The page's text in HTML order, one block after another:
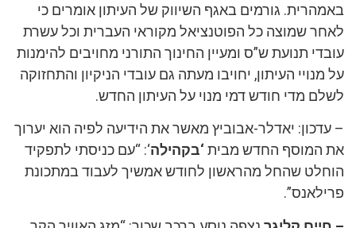
באמהרית. גורמים באגף השיווק של העיתון אומרים כי
לאחר שמוצה כל הפוטנציאל מקוראי העברית וכל עשרת
עובדי תנועת ש”ס ומעיין החינוך התורני מחויבים להימנות
על מנויי העיתון, יחויבו מעתה גם עובדי הניקיון והתחזוקה
לשלם מדי חודש דמי מנוי על העיתון החדש.
– עדכון: יאדלר-אבוביץ מאשר את הידיעה לפיה הוא יערוך
את המוסף החדש מבית ‘בקהילה‘: “עם כניסתי לתפקיד
הוחלט שהחל מהראשון לחודש אמשיך לעבוד במתכונת
פרילאנס”.